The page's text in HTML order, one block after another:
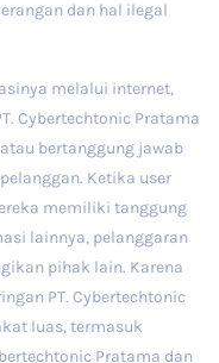
dan hal ilegal
melalui internet,
Cybertechtonic Pratama
bertanggung jawab
Ketika user
memiliki tanggung
lainnya, pelanggaran
pihak lain. Karena
PT. Cybertechtonic
luas, termasuk
Pratama dan